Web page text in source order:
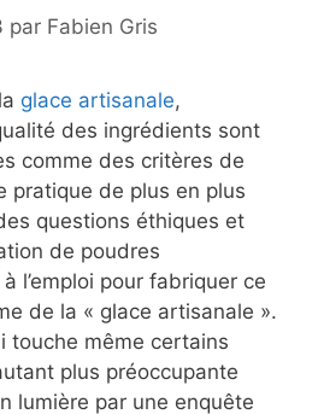
par Fabien Gris
glace artisanale,
des ingrédients sont
comme des critères de
pratique de plus en plus
questions éthiques et
de poudres
l’emploi pour fabriquer ce
de la « glace artisanale ».
touche même certains
plus préoccupante
lumière par une enquête